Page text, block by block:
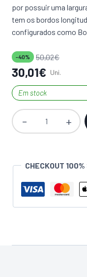
-40% 50,02€
30,01€ Uni.
por possuir uma
tem os bordos
configurados como
Em stock
Quantidade
Gesso
PLADUR
CHECKOUT 100%